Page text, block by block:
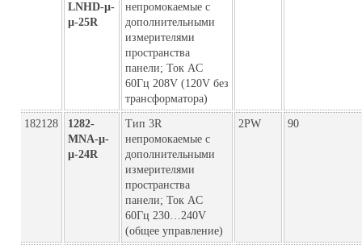
LNHD-µ-
µ-25R
непромокаемые с
дополнительными
измерителями
пространства
панели; Ток AC
60Гц 208V (120V без
трансформатора)
182128
1282-
MNA-µ-
µ-24R
Тип 3R
непромокаемые с
дополнительными
измерителями
пространства
панели; Ток AC
60Гц 230…240V
(общее управление)
2PW 90